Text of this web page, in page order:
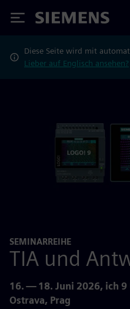
Siemens
Diese Seite wird mit
Lieber auf Englisch ansehen?
SEMINARREIHE
TIA und
16. — 18. Juni 2026, ich
Ostrava, Prag